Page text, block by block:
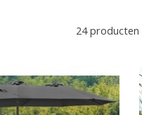
24 producten